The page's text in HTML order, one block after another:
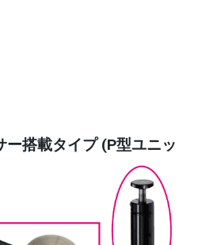
搭載タイプ (P型ユニッ